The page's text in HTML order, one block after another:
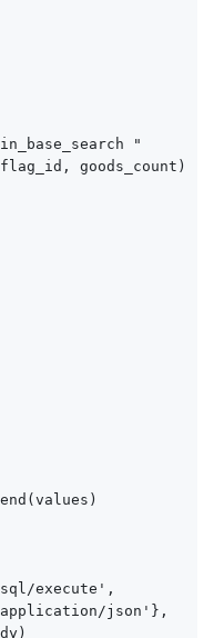
"
goods_count) "
execute',
json'},